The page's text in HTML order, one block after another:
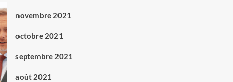
novembre 2021
octobre 2021
septembre 2021
août 2021